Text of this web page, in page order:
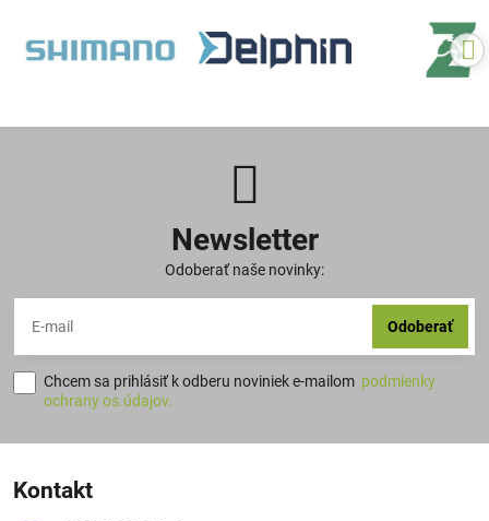
Newsletter
Odoberať naše novinky:
Odoberať
Chcem sa prihlásiť k odberu noviniek e-mailom podmienky
ochrany os.údajov.
Kontakt